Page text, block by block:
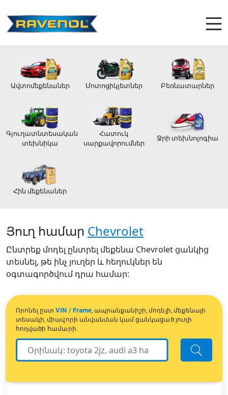
Ավտոմեքենաներ Մոտոցիկլետներ Բեռնատարներ
Գյուղատնտեսական
տեխնիկա
Հատուկ
սարքավորումներ
Ջրի տեխնոլոգիա
Հին մեքենաներ
Յուղ համար Chevrolet
Ընտրեք մոդել ընտրել մեքենա Chevrolet ցանկից
տեսնել, թե ինչ յուղեր և հեղուկներ են
օգտագործվում դրա համար:
Որոնել ըստVIN / Frame, ապրանքանիշի, մոդելի, մեքենայի
տեսակի, միավորի անվանման կամ ցանկացած յուղի
հոդվածի համարի.